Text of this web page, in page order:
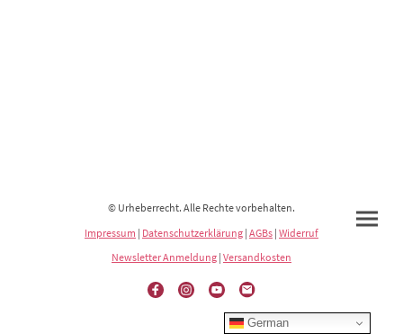
© Urheberrecht. Alle Rechte vorbehalten.
Impressum | Datenschutzerklärung | AGBs | Widerruf
Newsletter Anmeldung | Versandkosten
German